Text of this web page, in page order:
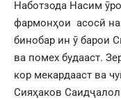
Наботзода Насим
фармонҳои асосӣ
бинобар ин ӯ барои
ва помех будааст.
кор мекардааст ва
Сияҳаков Саидҷалол